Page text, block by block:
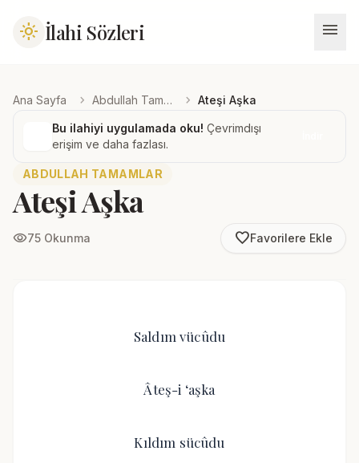
light_mode İlahi Sözleri menu
Ana Sayfa chevron_right Abdullah Tamamlar chevron_right Ateşi Aşka
Bu ilahiyi uygulamada oku! Çevrimdışı
erişim ve daha fazlası.
ABDULLAH TAMAMLAR
Ateşi Aşka
visibility75 Okunma favorite_borderFavorilere Ekle
Saldım vücûdu
Âteş-i ‘aşka
Kıldım sücûdu